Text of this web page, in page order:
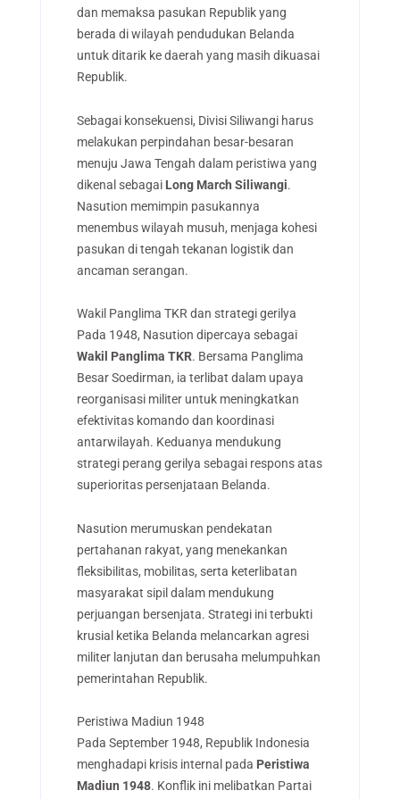
dan memaksa pasukan Republik yang
berada di wilayah pendudukan Belanda
untuk ditarik ke daerah yang masih dikuasai
Republik.
Sebagai konsekuensi, Divisi Siliwangi harus
melakukan perpindahan besar-besaran
menuju Jawa Tengah dalam peristiwa yang
dikenal sebagai Long March Siliwangi.
Nasution memimpin pasukannya
menembus wilayah musuh, menjaga kohesi
pasukan di tengah tekanan logistik dan
ancaman serangan.
Wakil Panglima TKR dan strategi gerilya
Pada 1948, Nasution dipercaya sebagai
Wakil Panglima TKR. Bersama Panglima
Besar Soedirman, ia terlibat dalam upaya
reorganisasi militer untuk meningkatkan
efektivitas komando dan koordinasi
antarwilayah. Keduanya mendukung
strategi perang gerilya sebagai respons atas
superioritas persenjataan Belanda.
Nasution merumuskan pendekatan
pertahanan rakyat, yang menekankan
fleksibilitas, mobilitas, serta keterlibatan
masyarakat sipil dalam mendukung
perjuangan bersenjata. Strategi ini terbukti
krusial ketika Belanda melancarkan agresi
militer lanjutan dan berusaha melumpuhkan
pemerintahan Republik.
Peristiwa Madiun 1948
Pada September 1948, Republik Indonesia
menghadapi krisis internal pada Peristiwa
Madiun 1948. Konflik ini melibatkan Partai